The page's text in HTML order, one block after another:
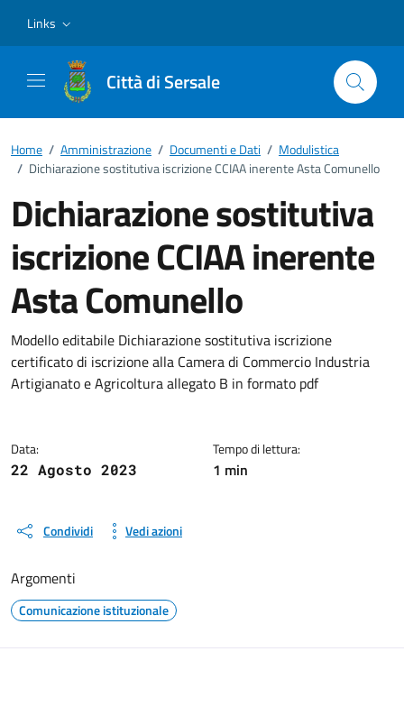
Links
Città di Sersale
Home / Amministrazione / Documenti e Dati / Modulistica
/ Dichiarazione sostitutiva iscrizione CCIAA inerente Asta Comunello
Dichiarazione sostitutiva
iscrizione CCIAA inerente
Asta Comunello
Dettagli del documento
Modello editabile Dichiarazione sostitutiva iscrizione
certificato di iscrizione alla Camera di Commercio Industria
Artigianato e Agricoltura allegato B in formato pdf
Data:
22 Agosto 2023
Tempo di lettura:
1 min
Condividi Vedi azioni
Argomenti
Comunicazione istituzionale